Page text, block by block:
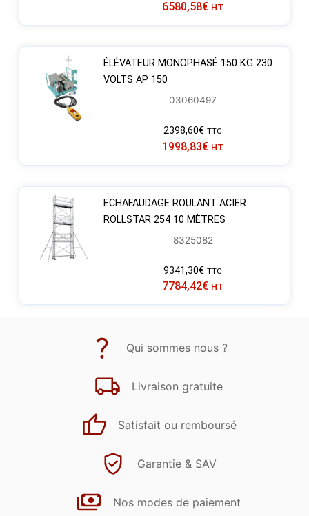
6580,58€ HT
ÉLÉVATEUR MONOPHASÉ 150 KG 230
VOLTS AP 150
03060497
2398,60€ TTC
1998,83€ HT
ECHAFAUDAGE ROULANT ACIER
ROLLSTAR 254 10 MÈTRES
8325082
9341,30€ TTC
7784,42€ HT
Qui sommes nous ?
Livraison gratuite
Satisfait ou remboursé
Garantie & SAV
Nos modes de paiement